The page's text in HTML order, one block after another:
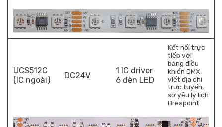
UCS512C
(IC ngoài)
DC24V
1 IC driver
6 đèn LED
Kết nối trực
tiếp với
bảng điều
khiển DMX,
viết địa chỉ
trực tuyến,
sơ yếu lý lịch
Breapoint